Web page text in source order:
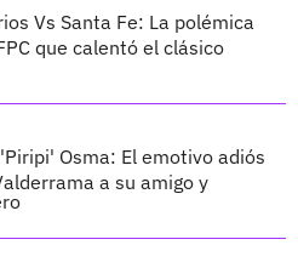
Vs Santa Fe: La polémica
que calentó el clásico
Osma: El emotivo adiós
a su amigo y